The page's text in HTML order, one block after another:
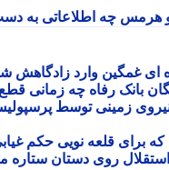
هرمس چه اطلاعاتی به دست
غمگین وارد زادگاهش شد
رفاه چه زمانی قطع
زمینی توسط پرسپولیس با
قلعه نویی حکم غیابی
روی دستان ستاره